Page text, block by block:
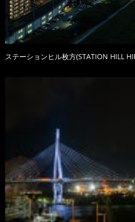
ステーションヒル枚方(STATION HILL